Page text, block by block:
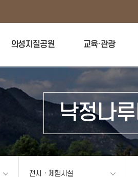
의성지질공원 교육·관광
낙정나
전시ㆍ체험시설